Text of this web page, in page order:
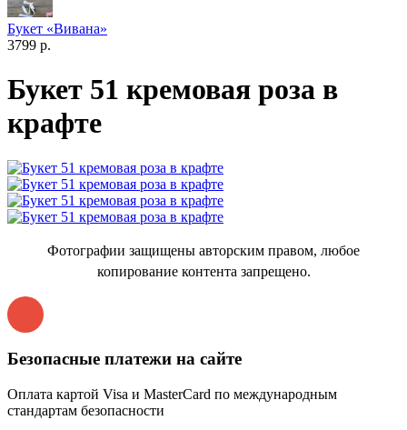
Букет «Вивана»
3799 р.
Букет 51 кремовая роза в
крафте
Фотографии защищены авторским правом, любое
копирование контента запрещено.
Безопасные платежи на сайте
Оплата картой Visa и MasterCard по международным
стандартам безопасности